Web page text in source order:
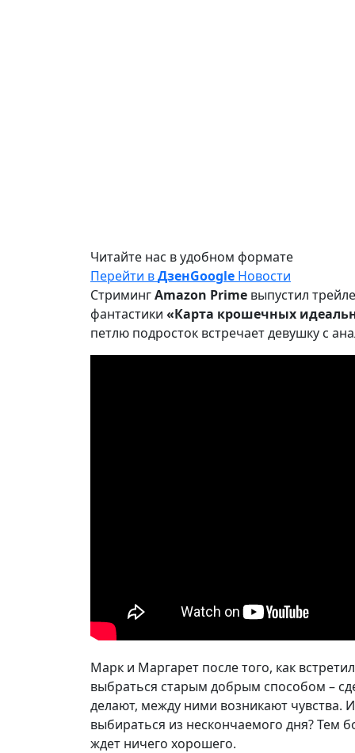
Читайте нас в удобном формате
Перейти вДзенGoogle Новости
СтримингAmazon Prime выпустил
фантастики «Карта крошечных
петлю подросток встречает девушку с
Марк и Маргарет после того, как
выбраться старым добрым способом –
делают, между ними возникают чувства.
выбираться из нескончаемого дня? Тем
ждет ничего хорошего.